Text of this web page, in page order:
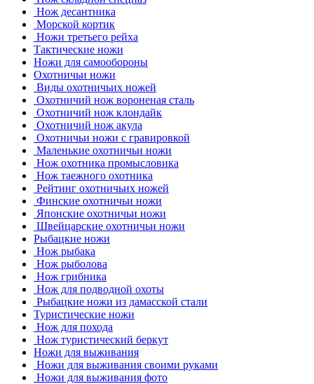
Нож десантника
Морской кортик
Ножи третьего рейха
Тактические ножи
Ножи для самообороны
Охотничьи ножи
Виды охотничьих ножей
Охотничий нож вороненая сталь
Охотничий нож клондайк
Охотничий нож акула
Охотничьи ножи с гравировкой
Маленькие охотничьи ножи
Нож охотника промысловика
Нож таежного охотника
Рейтинг охотничьих ножей
Финские охотничьи ножи
Японские охотничьи ножи
Швейцарские охотничьи ножи
Рыбацкие ножи
Нож рыбака
Нож рыболова
Нож грибника
Нож для подводной охоты
Рыбацкие ножи из дамасской стали
Туристические ножи
Нож для похода
Нож туристический беркут
Ножи для выживания
Ножи для выживания своими руками
Ножи для выживания фото